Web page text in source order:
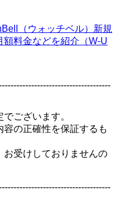
（ウォッチベル）新規
料金などを紹介（W-U
ございます。
の正確性を保証するも
受けしておりませんの